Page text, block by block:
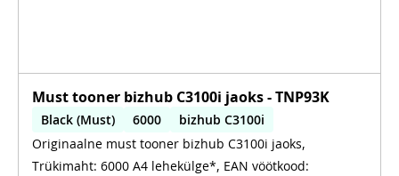
Must tooner bizhub C3100i jaoks - TNP93K
Black (Must) 6000
bizhub C3100i
Originaalne must tooner bizhub C3100i jaoks,
Trükimaht: 6000 A4 lehekülge*, EAN vöötkood: